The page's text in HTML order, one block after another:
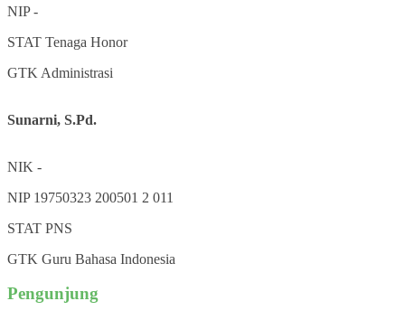
NIP-
STAT Tenaga Honor
GTK Administrasi
Sunarni, S.Pd.
NIK -
NIP 19750323 200501 2 011
STAT PNS
GTK Guru Bahasa Indonesia
Pengunjung